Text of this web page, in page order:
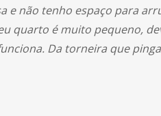
e não tenho espaço para
quarto é muito pequeno,
Da torneira que